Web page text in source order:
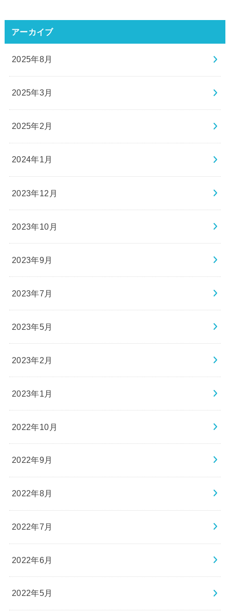
アーカイブ
2025年8月
2025年3月
2025年2月
2024年1月
2023年12月
2023年10月
2023年9月
2023年7月
2023年5月
2023年2月
2023年1月
2022年10月
2022年9月
2022年8月
2022年7月
2022年6月
2022年5月